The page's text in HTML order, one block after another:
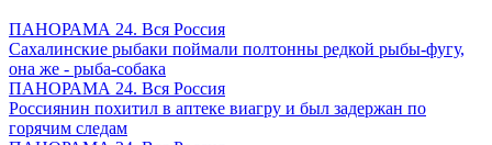
ПАНОРАМА 24. Вся Россия
Сахалинские рыбаки поймали полтонны редкой рыбы-фугу,
она же - рыба-собака
ПАНОРАМА 24. Вся Россия
Россиянин похитил в аптеке виагру и был задержан по
горячим следам